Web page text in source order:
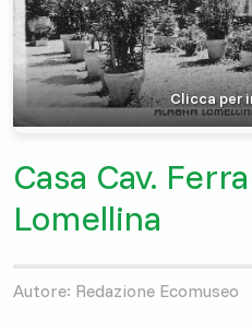
Clicca per
Casa Cav.
Lomellina
Autore: Redazione Ecomuseo